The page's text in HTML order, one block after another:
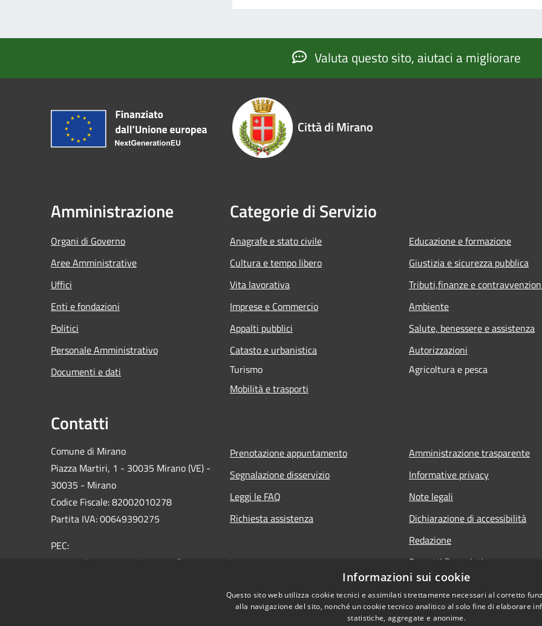
Valuta questo sito, aiutaci a migliorare
Città di Mirano
Amministrazione
Organi di Governo
Aree Amministrative
Uffici
Enti e fondazioni
Politici
Personale Amministrativo
Documenti e dati
Categorie di Servizio
Anagrafe e stato civile
Cultura e tempo libero
Vita lavorativa
Imprese e Commercio
Appalti pubblici
Catasto e urbanistica
Turismo
Mobilità e trasporti
Educazione e formazione
Giustizia e sicurezza pubblica
Tributi,finanze e
Ambiente
Salute, benessere e assistenza
Autorizzazioni
Agricoltura e pesca
Contatti
Comune di Mirano
Piazza Martiri, 1 - 30035 Mirano (VE) -
30035 - Mirano
Codice Fiscale: 82002010278
Partita IVA: 00649390275
PEC:
protocollo.comune.mirano.ve@pecveneto.it
Prenotazione appuntamento
Segnalazione disservizio
Leggi le FAQ
Richiesta assistenza
Amministrazione trasparente
Informative privacy
Note legali
Dichiarazione di accessibilità
Redazione
Progetti finanziati
Informazioni sui cookie
Questo sito web utilizza cookie tecnici e assimilati strettamente necessari al corretto
alla navigazione del sito, nonché un cookie tecnico analitico al solo fine di elaborare
statistiche, aggregate e anonime.